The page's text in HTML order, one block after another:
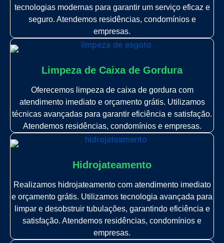
tecnologias modernas para garantir um serviço eficaz e
seguro. Atendemos residências, condomínios e
empresas.
Limpeza de Caixa de Gordura
Oferecemos limpeza de caixa de gordura com
atendimento imediato e orçamento grátis. Utilizamos
técnicas avançadas para garantir eficiência e satisfação.
Atendemos residências, condomínios e empresas.
Hidrojateamento
Realizamos hidrojateamento com atendimento imediato
e orçamento grátis. Utilizamos tecnologia avançada para
limpar e desobstruir tubulações, garantindo eficiência e
satisfação. Atendemos residências, condomínios e
empresas.